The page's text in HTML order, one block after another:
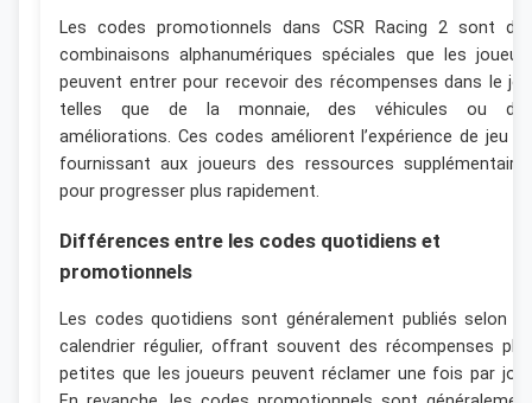
Les codes promotionnels dans CSR Racing 2 sont
combinaisons alphanumériques spéciales que les
peuvent entrer pour recevoir des récompenses dans le
telles que de la monnaie, des véhicules ou
améliorations. Ces codes améliorent l’expérience de jeu
fournissant aux joueurs des ressources
pour progresser plus rapidement.
Différences entre les codes quotidiens et
promotionnels
Les codes quotidiens sont généralement publiés selon
calendrier régulier, offrant souvent des récompenses
petites que les joueurs peuvent réclamer une fois par